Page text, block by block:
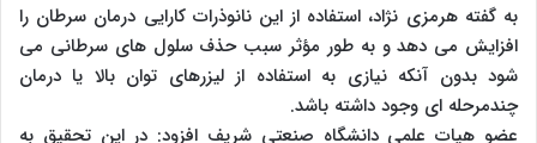
به گفته هرمزی نژاد، استفاده از این نانوذرات کارایی درمان سرطان را
افزایش می دهد و به طور مؤثر سبب حذف سلول های سرطانی می
شود بدون آنکه نیازی به استفاده از لیزرهای توان بالا یا درمان
چندمرحله ای وجود داشته باشد.
عضو هیات علمی دانشگاه صنعتی شریف افزود: در این تحقیق به